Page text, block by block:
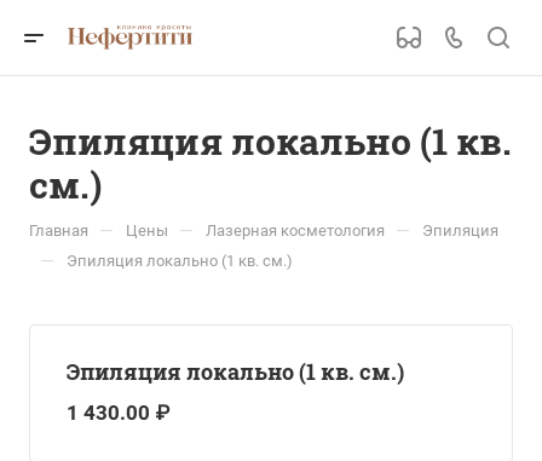
Эпиляция локально (1 кв.
см.)
Главная — Цены — Лазерная косметология — Эпиляция
— Эпиляция локально (1 кв. см.)
Эпиляция локально (1 кв. см.)
1 430.00 ₽